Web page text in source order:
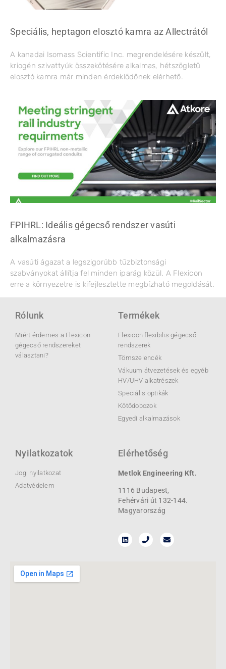
Speciális, heptagon elosztó kamra az Allectrától
A kanadai Isomass Scientific Inc. megrendelésére készült,
kriogén szivattyúk összekötésére alkalmas, hétszögletű
elosztó kamra már minden érdeklődőnek elérhető.
FPIHRL: Ideális gégecső rendszer vasúti
alkalmazásra
A vasúti ágazat a legszigorúbb tűzbiztonsági
szabványokat állítja fel minden iparág közül. A Flexicon
erre a környezetre is kifejlesztette megbízható megoldását.
Rólunk
Miért érdemes a Flexicon
gégecső rendszereket
választani?
Termékek
Flexicon flexibilis gégecső
rendszerek
Tömszelencék
Vákuum átvezetések és egyéb
HV/UHV alkatrészek
Speciális optikák
Kötődobozok
Egyedi alkalmazások
Nyilatkozatok
Jogi nyilatkozat
Adatvédelem
Elérhetőség
Metlok Engineering Kft.
1116 Budapest,
Fehérvári út 132-144.
Magyarország